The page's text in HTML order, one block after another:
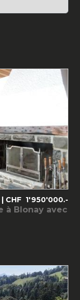
CHF 1'950'000.-
à Blonay avec